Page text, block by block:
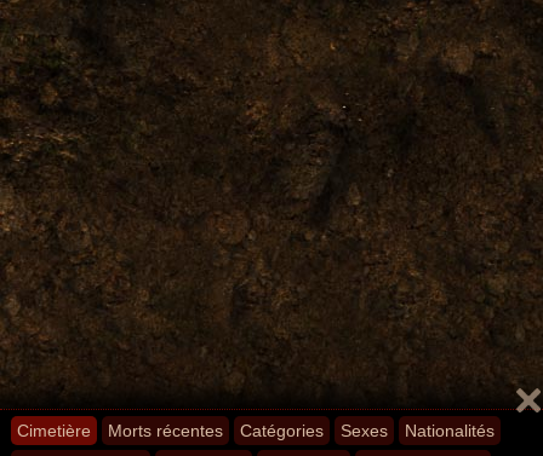
Cimetière Morts récentes Catégories Sexes
Nationalités